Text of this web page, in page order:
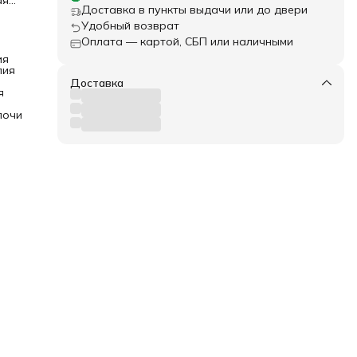
в
Доставка в пункты выдачи или до двери
Удобный возврат
Оплата — картой, СБП или наличными
Доставка